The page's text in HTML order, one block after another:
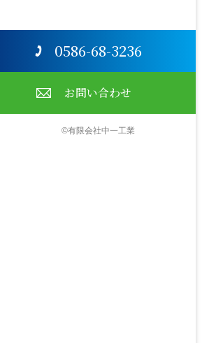
0586-68-3236
お問い合わせ
©有限会社中一工業